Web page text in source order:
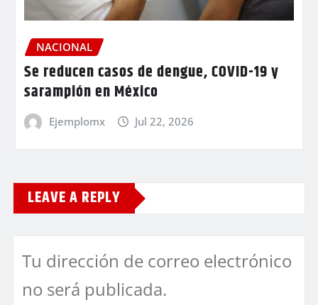
NACIONAL
Se reducen casos de dengue, COVID-19 y
sarampión en México
Ejemplomx Jul 22, 2026
LEAVE A REPLY
Tu dirección de correo electrónico
no será publicada.